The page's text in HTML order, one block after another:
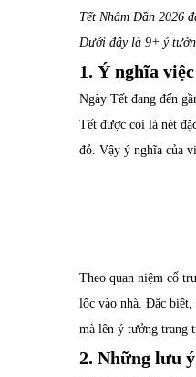
Tết Nhâm Dần 2026
Dưới đây là 9+ ý
1. Ý nghĩa
Ngày Tết đang đến
Tết được coi là nét
đỏ. Vậy ý nghĩa của
Theo quan niệm cổ
lộc vào nhà. Đặc biệt,
mà lên ý tưởng trang
2. Những lưu